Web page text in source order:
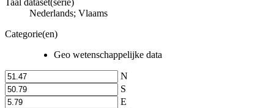
Nederlands; Vlaams
Categorie(en)
Geo wetenschappelijke data
N
S
E